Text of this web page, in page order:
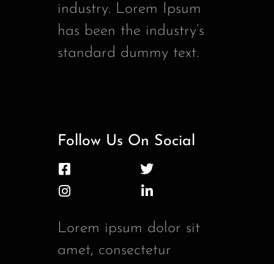
industry. Lorem Ipsum
has been the industry’s
standard dummy text.
Follow Us On Social
Lorem ipsum dolor sit
amet, consectetur